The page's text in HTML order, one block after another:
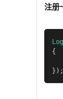
注册
Log
{
}) ;